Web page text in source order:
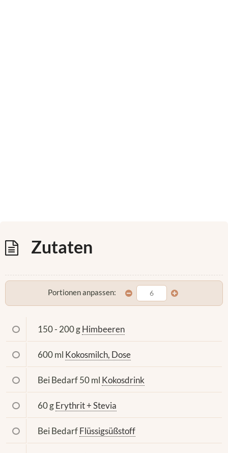
Zutaten
Portionen anpassen:
150 - 200 gHimbeeren
600 ml Kokosmilch, Dose
Bei Bedarf 50 ml Kokosdrink
60 gErythrit + Stevia
Bei BedarfFlüssigsüßstoff